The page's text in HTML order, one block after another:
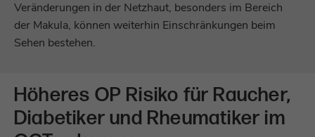
Veränderungen in der Netzhaut, besonders im Bereich
der Makula, können weiterhin Einschränkungen beim
Sehen bestehen.
Höheres OP Risiko für Raucher,
Diabetiker und Rheumatiker im
Besuche eines Besuchers auf der Website.
Zweck Lastausgleich und Sitzungsstabilität.
Anbieter Zoho PageSense
Laufzeit 1 Jahr